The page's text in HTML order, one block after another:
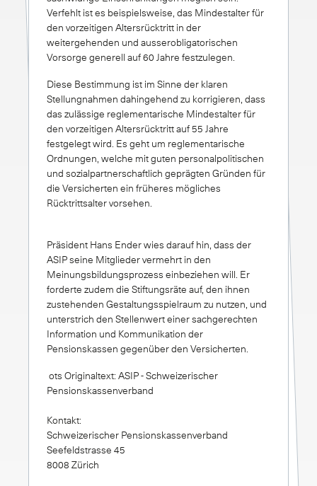
Verfehlt ist es beispielsweise, das Mindestalter für
den vorzeitigen Altersrücktritt in der
weitergehenden und ausserobligatorischen
Vorsorge generell auf 60 Jahre festzulegen.
Diese Bestimmung ist im Sinne der klaren
Stellungnahmen dahingehend zu korrigieren, dass
das zulässige reglementarische Mindestalter für
den vorzeitigen Altersrücktritt auf 55 Jahre
festgelegt wird. Es geht um reglementarische
Ordnungen, welche mit guten personalpolitischen
und sozialpartnerschaftlich geprägten Gründen für
die Versicherten ein früheres mögliches
Rücktrittsalter vorsehen.
Präsident Hans Ender wies darauf hin, dass der
ASIP seine Mitglieder vermehrt in den
Meinungsbildungsprozess einbeziehen will. Er
forderte zudem die Stiftungsräte auf, den ihnen
zustehenden Gestaltungsspielraum zu nutzen, und
unterstrich den Stellenwert einer sachgerechten
Information und Kommunikation der
Pensionskassen gegenüber den Versicherten.
ots Originaltext: ASIP - Schweizerischer
Pensionskassenverband
Kontakt:
Schweizerischer Pensionskassenverband
Seefeldstrasse 45
8008 Zürich